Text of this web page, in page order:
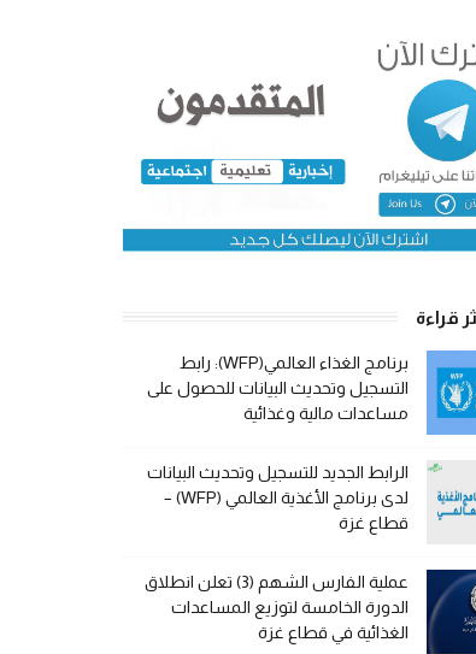
قراءة
برنامج الغذاء العالمي(WFP): رابط
التسجيل وتحديث البيانات للحصول على
مساعدات مالية وغذائية
الرابط الجديد للتسجيل وتحديث البيانات
لدى برنامج الأغذية العالمي (WFP) –
قطاع غزة
عملية الفارس الشهم (3) تعلن انطلاق
الدورة الخامسة لتوزيع المساعدات
الغذائية في قطاع غزة